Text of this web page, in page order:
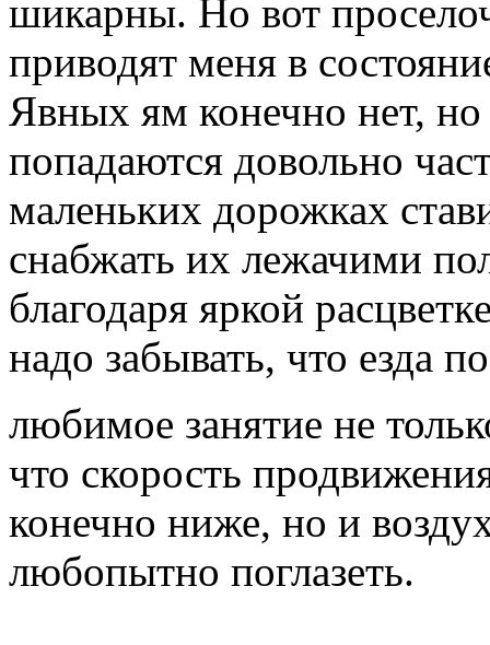
шикарны. Но вот
приводят меня в
Явных ям конечно нет,
попадаются довольно
маленьких дорожках
снабжать их лежачими
благодаря яркой
надо забывать, что езда
любимое занятие не
что скорость
конечно ниже, но и
любопытно поглазеть.